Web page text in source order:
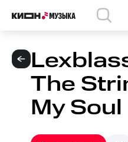
The
My Soul